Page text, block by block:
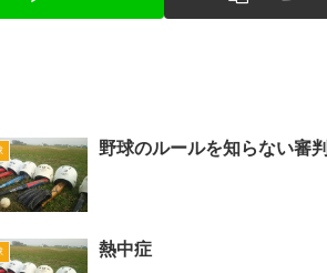
野球のルールを知らない審判
熱中症